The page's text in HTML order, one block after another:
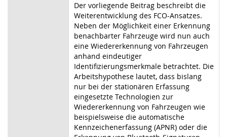
Der vorliegende Beitrag beschreibt die
Weiterentwicklung des FCO-Ansatzes.
Neben der Möglichkeit einer Erkennung
benachbarter Fahrzeuge wird nun auch
eine Wiedererkennung von Fahrzeugen
anhand eindeutiger
Identifizierungsmerkmale betrachtet. Die
Arbeitshypothese lautet, dass bislang
nur bei der stationären Erfassung
eingesetzte Technologien zur
Wiedererkennung von Fahrzeugen wie
beispielsweise die automatische
Kennzeichenerfassung (APNR) oder die